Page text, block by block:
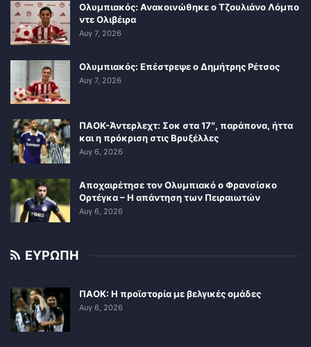
Ολυμπιακός: Ανακοινώθηκε ο Τζουλιάνο Λόμπο
ντε Ολιβέιρα
Αυγ 7, 2026
Ολυμπιακός: Επέστρεψε ο Δημήτρης Ρέτσος
Αυγ 7, 2026
ΠΑΟΚ-Άντερλεχτ: Σοκ στα 17″, παράπονα, ήττα
και η πρόκριση στις Βρυξέλλες
Αυγ 6, 2026
Αποχαιρέτησε τον Ολυμπιακό ο Φρανσίσκο
Ορτέγκα – Η απάντηση των Πειραιωτών
Αυγ 6, 2026
ΕΥΡΩΠΗ
ΠΑΟΚ: Η προϊστορία με βελγικές ομάδες
Αυγ 6, 2026